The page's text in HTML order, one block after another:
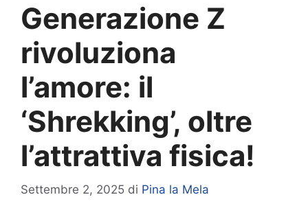
Generazione Z
rivoluziona
l’amore: il
‘Shrekking’, oltre
l’attrattiva fisica!
Settembre 2, 2025 di Pina la Mela